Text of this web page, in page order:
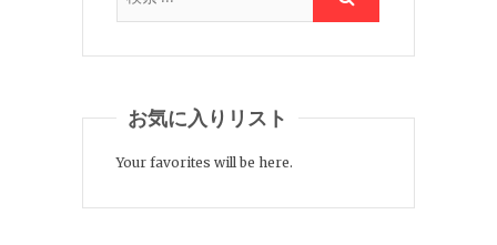
お気に入りリスト
Your favorites will be here.